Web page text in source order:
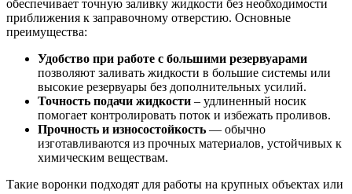
обеспечивает точную заливку жидкости без необходимости
приближения к заправочному отверстию. Основные
преимущества:
Удобство при работе с большими резервуарами
позволяют заливать жидкости в большие системы или
высокие резервуары без дополнительных усилий.
Точность подачи жидкости – удлиненный носик
помогает контролировать поток и избежать проливов.
Прочность и износостойкость — обычно
изготавливаются из прочных материалов, устойчивых к
химическим веществам.
Такие воронки подходят для работы на крупных объектах или